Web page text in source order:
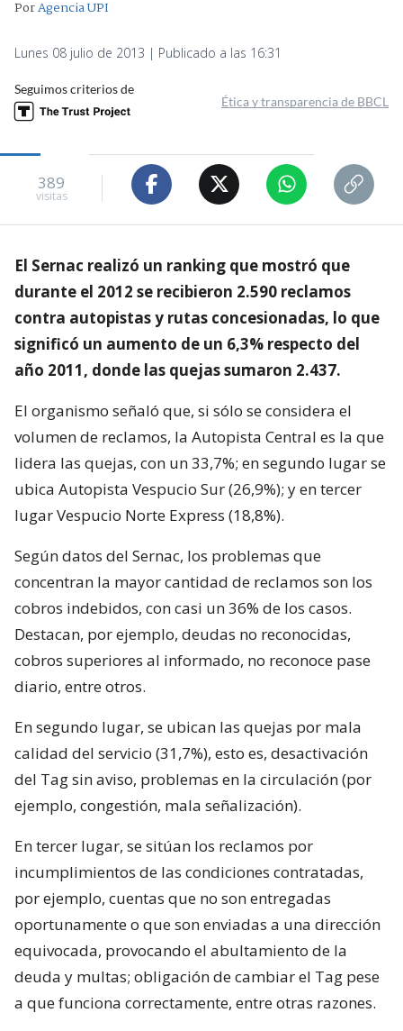
PorAgencia UPI
Lunes 08 julio de 2013 | Publicado a las 16:31
Seguimos criterios de
Ética y transparencia de BBCL
389
visitas
El Sernac realizó un ranking que mostró que
durante el 2012 se recibieron 2.590 reclamos
contra autopistas y rutas concesionadas, lo que
significó un aumento de un 6,3% respecto del
año 2011, donde las quejas sumaron 2.437.
El organismo señaló que, si sólo se considera el
volumen de reclamos, la Autopista Central es la que
lidera las quejas, con un 33,7%; en segundo lugar se
ubica Autopista Vespucio Sur (26,9%); y en tercer
lugar Vespucio Norte Express (18,8%).
Según datos del Sernac, los problemas que
concentran la mayor cantidad de reclamos son los
cobros indebidos, con casi un 36% de los casos.
Destacan, por ejemplo, deudas no reconocidas,
cobros superiores al informado, no reconoce pase
diario, entre otros.
En segundo lugar, se ubican las quejas por mala
calidad del servicio (31,7%), esto es, desactivación
del Tag sin aviso, problemas en la circulación (por
ejemplo, congestión, mala señalización).
En tercer lugar, se sitúan los reclamos por
incumplimientos de las condiciones contratadas,
por ejemplo, cuentas que no son entregadas
oportunamente o que son enviadas a una dirección
equivocada, provocando el abultamiento de la
deuda y multas; obligación de cambiar el Tag pese
a que funciona correctamente, entre otras razones.